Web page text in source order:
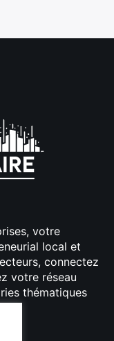
votre
local et
connectez
votre réseau
thématiques